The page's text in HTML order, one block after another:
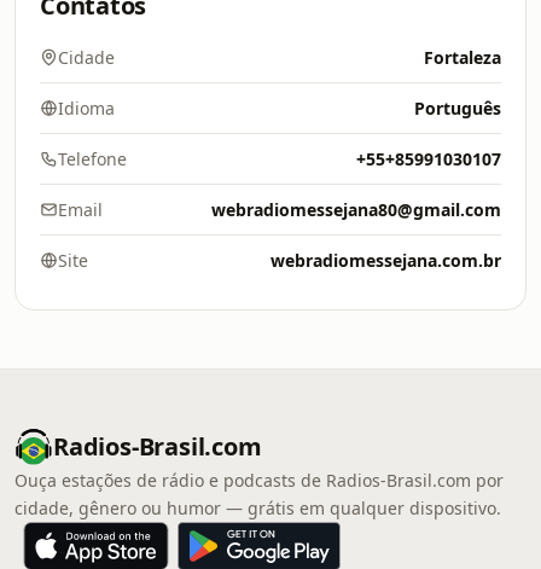
Cidade Fortaleza
Idioma Português
Telefone +55+85991030107
Email webradiomessejana80@gmail.com
Site webradiomessejana.com.br
Radios-Brasil.com
Ouça estações de rádio e podcasts de Radios-Brasil.com por
cidade, gênero ou humor — grátis em qualquer dispositivo.